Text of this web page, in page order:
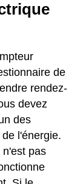
de
rendez-
devez
des
l'énergie.
n'est pas